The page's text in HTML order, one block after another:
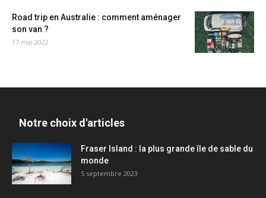
Road trip en Australie : comment aménager
son van ?
17 mai 2022
Notre choix d'articles
Fraser Island : la plus grande île de sable du
monde
5 septembre 2023